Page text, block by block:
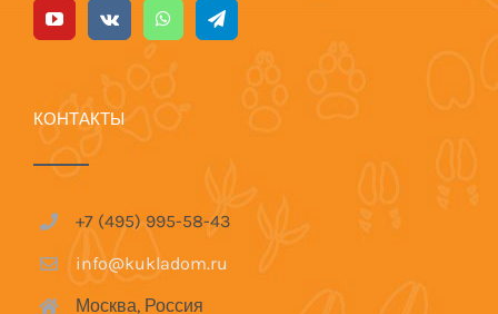
КОНТАКТЫ
+7 (495) 995-58-43
info@kukladom.ru
Москва, Россия